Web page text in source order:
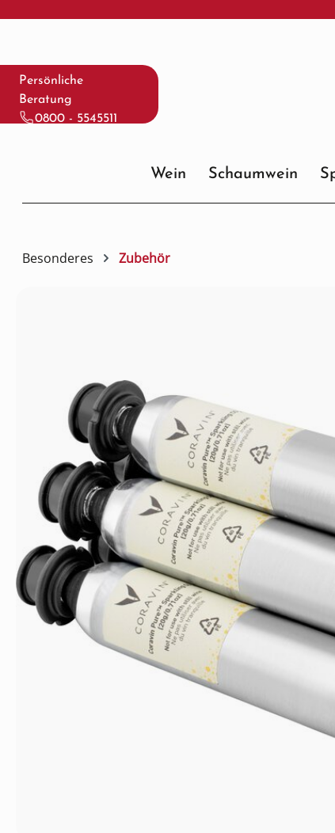
Hauptinhalt springen
Zur Suche springen
Zur Hauptnavigation springen
Persönliche
Beratung
0800 - 5545511
Wein Schaumwein
Besonderes Zubehör